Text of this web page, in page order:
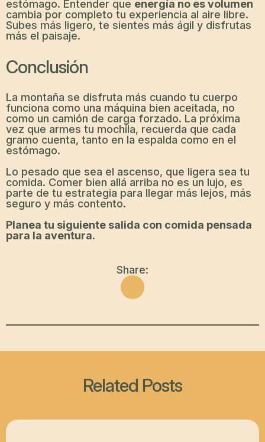
estómago. Entender que energía no es volumen
cambia por completo tu experiencia al aire libre.
Subes más ligero, te sientes más ágil y disfrutas
más el paisaje.
Conclusión
La montaña se disfruta más cuando tu cuerpo
funciona como una máquina bien aceitada, no
como un camión de carga forzado. La próxima
vez que armes tu mochila, recuerda que cada
gramo cuenta, tanto en la espalda como en el
estómago.
Lo pesado que sea el ascenso, que ligera sea tu
comida. Comer bien allá arriba no es un lujo, es
parte de tu estrategia para llegar más lejos, más
seguro y más contento.
Planea tu siguiente salida con comida pensada
para la aventura.
Share:
Related Posts